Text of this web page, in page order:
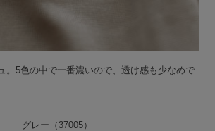
。5色の中で一番濃いので、透け感も少なめで
グレー（37005）